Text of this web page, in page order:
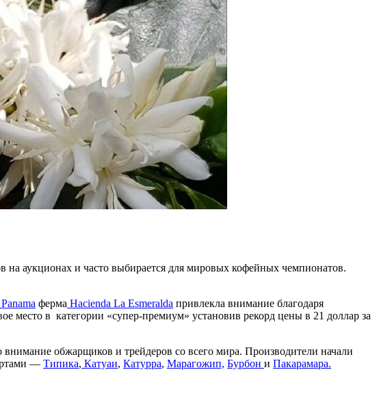
на аукционах и часто выбирается для мировых кофейных чемпионатов.
ферма Hacienda La Esmeralda привлекла внимание благодаря
место в категории «супер-премиум» установив рекорд цены в 21 доллар за
обжарщиков и трейдеров со всего мира. Производители начали
— Типика, Катуаи, Катурра, Марагожип, Бурбон и Пакарамара.